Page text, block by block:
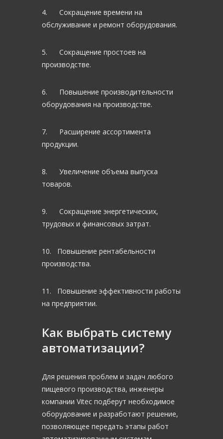
4. Сокращение времени на
обслуживание и ремонт оборудования.
5. Сокращение простоев на
производстве.
6. Повышение производительности
оборудования на производстве.
7. Расширение ассортимента
продукции.
8. Увеличение объема выпуска
товаров.
9. Сокращение энергетических,
трудовых и финансовых затрат.
10. Повышение рентабельности
производства.
11. Повышение эффективности работы
на предприятии.
Как выбрать систему
автоматизации?
Для решения проблем и задач любого
пищевого производства, инженеры
компании Vitec подберут необходимое
оборудование и разработают решение,
позволяющее передать этапы работ